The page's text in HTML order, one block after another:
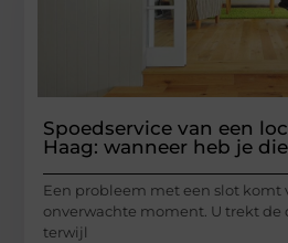
Spoedservice van een
Haag: wanneer heb je
Een probleem met een slot komt
onverwachte moment. U trekt de
terwijl